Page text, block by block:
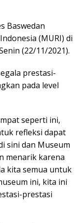
Baswedan
(MURI) di
(22/11/2021).
prestasi-
pada level
seperti ini,
refleksi dapat
sini dan Museum
menarik karena
kita semua untuk
ini, kita ini
prestasi